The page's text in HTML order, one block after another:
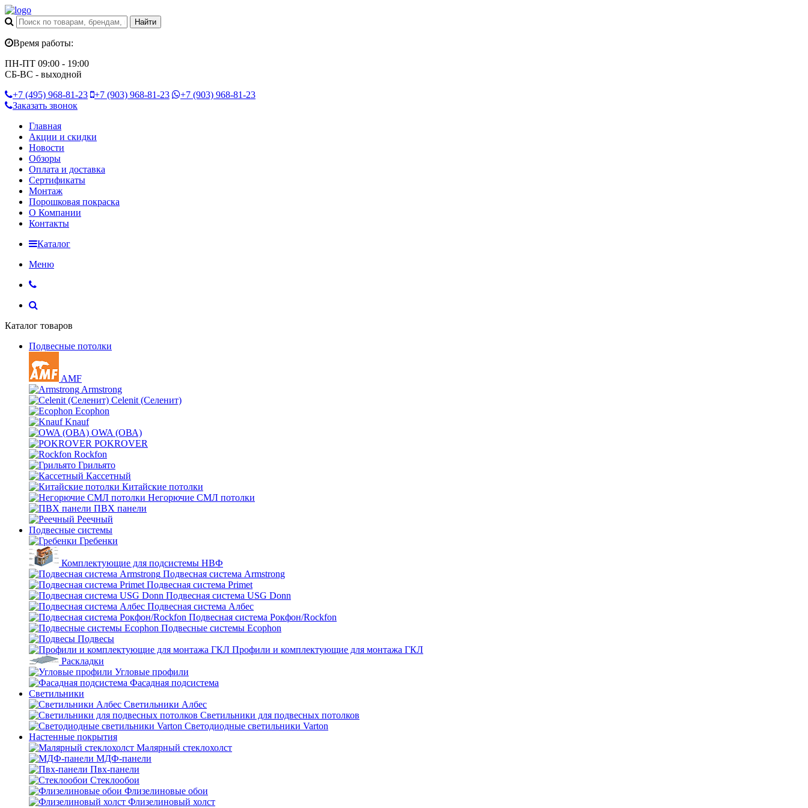
Время работы:
ПН-ПТ 09:00 - 19:00
СБ-ВС - выходной
+7 (495) 968-81-23 +7 (903) 968-81-23 +7 (903) 968-81-23
Заказать звонок
Главная
Акции и скидки
Новости
Обзоры
Оплата и доставка
Сертификаты
Монтаж
Порошковая покраска
О Компании
Контакты
Каталог
Меню
Каталог товаров
Подвесные потолки
AMF
Armstrong
Celenit (Селенит)
Ecophon
Knauf
OWA (ОВА)
POKROVER
Rockfon
Грильято
Кассетный
Китайские потолки
Негорючие СМЛ потолки
ПВХ панели
Реечный
Подвесные системы
Гребенки
Комплектующие для подсистемы НВФ
Подвесная система Armstrong
Подвесная система Primet
Подвесная система USG Donn
Подвесная система Албес
Подвесная система Рокфон/Rockfon
Подвесные системы Ecophon
Подвесы
Профили и комплектующие для монтажа ГКЛ
Раскладки
Угловые профили
Фасадная подсистема
Светильники
Светильники Албес
Светильники для подвесных потолков
Светодиодные светильники Varton
Настенные покрытия
Малярный стеклохолст
МДФ-панели
Пвх-панели
Стеклообои
Флизелиновые обои
Флизелиновый холст